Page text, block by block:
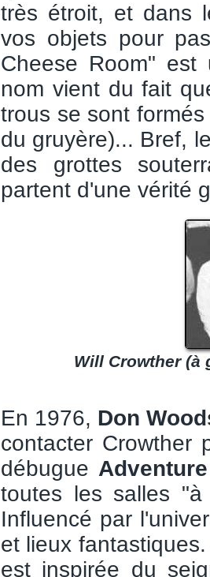
très étroit, et dans
vos objets pour
Cheese Room"
nom vient du fait
trous se sont
du gruyère)... Bref,
des grottes
partent d'une vérité
Will Crowther (à
En 1976, Don
contacter Crowther
débugue Adventure
toutes les salles "à
Influencé par
et lieux
est inspirée du